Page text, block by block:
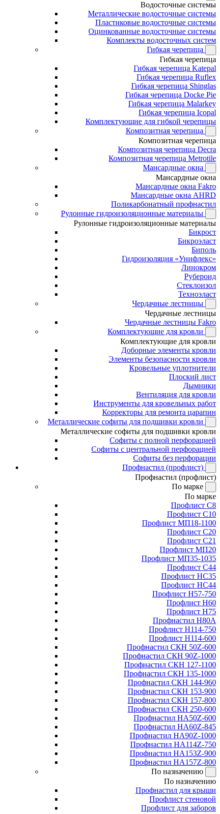
Водосточные системы
Металлические водосточные системы
Пластиковые водосточные системы
Оцинкованные водосточные системы
Комплекты водосточных систем
Гибкая черепица
Гибкая черепица
Гибкая черепица Katepal
Гибкая черепица Ruflex
Гибкая черепица Shinglas
Гибкая черепица Docke Pie
Гибкая черепица Malarkey
Гибкая черепица Icopal
Комплектующие для гибкой черепицы
Композитная черепица
Композитная черепица
Композитная черепица Decra
Композитная черепица Metrotile
Мансардные окна
Мансардные окна
Мансардные окна Fakro
Мансардные окна AHRD
Поликарбонатный профнастил
Рулонные гидроизоляционные материалы
Рулонные гидроизоляционные материалы
Бикрост
Бикроэласт
Биполь
Гидроизоляция «Унифлекс»
Линокром
Рубероид
Стеклоизол
Техноэласт
Чердачные лестницы
Чердачные лестницы
Чердачные лестницы Fakro
Комплектующие для кровли
Комплектующие для кровли
Доборные элементы кровли
Элементы безопасности кровли
Кровельные уплотнители
Плоский лист
Дымники
Вентиляция для кровли
Инструменты для кровельных работ
Корректоры для ремонта царапин
Металлические софиты для подшивки кровли
Металлические софиты для подшивки кровли
Софиты с полной перфорацией
Софиты с центральной перфорацией
Софиты без перфорации
Профнастил (профлист)
Профнастил (профлист)
По марке
По марке
Профлист С8
Профлист С10
Профлист МП18-1100
Профлист С20
Профлист С21
Профлист МП20
Профлист МП35-1035
Профлист С44
Профлист НС35
Профлист НС44
Профлист Н57-750
Профлист Н60
Профлист Н75
Профнастил Н80А
Профлист Н114-750
Профлист Н114-600
Профнастил СКН 50Z-600
Профнастил СКН 90Z-1000
Профнастил СКН 127-1100
Профнастил СКН 135-1000
Профнастил СКН 144-960
Профнастил СКН 153-900
Профнастил СКН 157-800
Профнастил СКН 250-600
Профнастил НА50Z-600
Профнастил НА60Z-845
Профнастил НА90Z-1000
Профнастил НА114Z-750
Профнастил НА153Z-900
Профнастил НА157Z-800
По назначению
По назначению
Профнастил для крыши
Профлист стеновой
Профлист для заборов